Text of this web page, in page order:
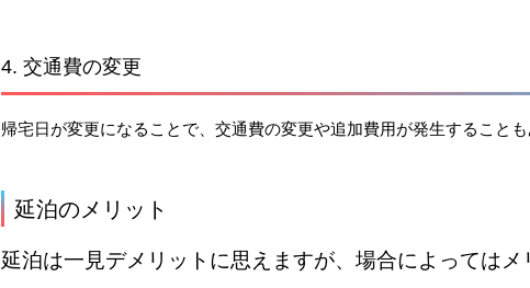
4. 交通費の変更
帰宅日が変更になることで、交通費の変更や追加費用が発生することも
延泊のメリット
延泊は一見デメリットに思えますが、場合によってはメ